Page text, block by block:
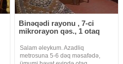
Binəqədi rayonu , 7-ci
mikrorayon qəs., 1 otaq
Salam əleykum. Azadliq
metrosuna 5-6 dəq məsafədə,